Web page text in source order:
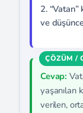
2.
ve
Cevap:
yaşanılan
verilen,